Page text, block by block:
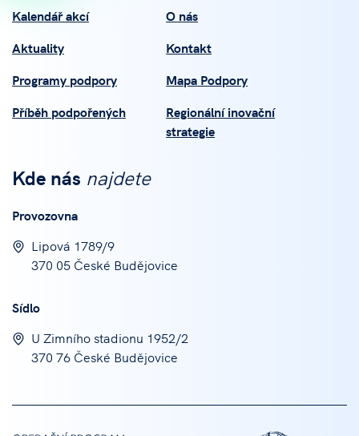
Kalendář akcí
Aktuality
Programy podpory
Příběh podpořených
O nás
Kontakt
Mapa Podpory
Regionální inovační
strategie
Kde nás najdete
Provozovna
Lipová 1789/9
370 05 České Budějovice
Sídlo
U Zimního stadionu 1952/2
370 76 České Budějovice